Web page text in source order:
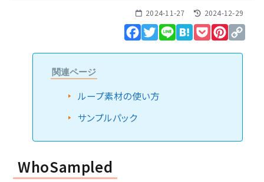
2024-11-27 2024-12-29
Facebook
Twitter
Line HatenaPocket
関連ページ
ループ素材の使い方
サンプルパック
WhoSampled